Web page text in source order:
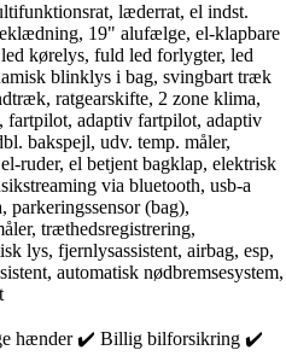
læderrat, el indst.
19" alufælge, el-klapbare
kørelys, fuld led forlygter, led
blinklys i bag, svingbart træk
ratgearskifte, 2 zone klima,
adaptiv fartpilot, adaptiv
bakspejl, udv. temp. måler,
ruder, el betjent bagklap, elektrisk
via bluetooth, usb-a
parkeringssensor (bag),
træthedsregistrering,
lys, fjernlysassistent, airbag, esp,
automatisk nødbremsesystem,
hænder ✔️ Billig bilforsikring ✔️